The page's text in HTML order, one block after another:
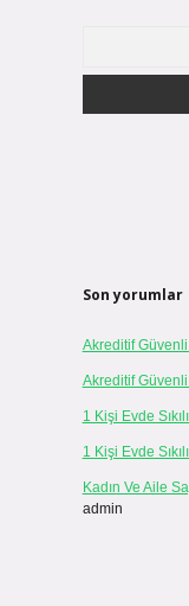
Son yorumlar
Akreditif
Akreditif
1 Kişi Evde
1 Kişi Evde
Kadın Ve Aile
admin